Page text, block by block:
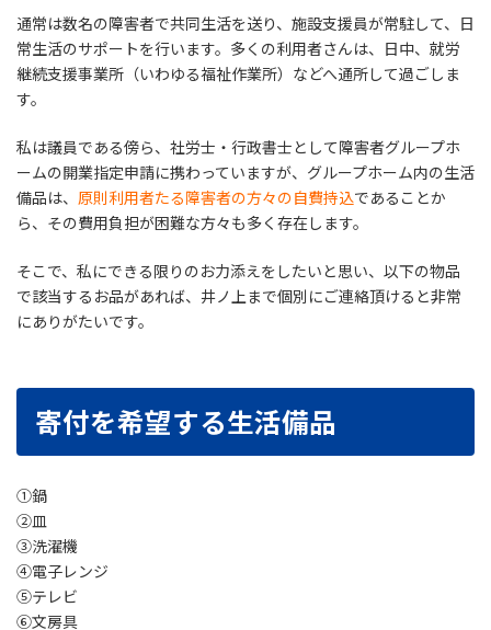
通常は数名の障害者で共同生活を送り、施設支援員が常駐して、日
常生活のサポートを行います。多くの利用者さんは、日中、就労
継続支援事業所（いわゆる福祉作業所）などへ通所して過ごしま
す。
私は議員である傍ら、社労士・行政書士として障害者グループホ
ームの開業指定申請に携わっていますが、グループホーム内の生活
備品は、 原則利用者たる障害者の方々の自費持込であることか
ら、その費用負担が困難な方々も多く存在します。
そこで、私にできる限りのお力添えをしたいと思い、以下の物品
で該当するお品があれば、井ノ上まで個別にご連絡頂けると非常
にありがたいです。
寄付を希望する生活備品
①鍋
②皿
③洗濯機
④電子レンジ
⑤テレビ
⑥文房具